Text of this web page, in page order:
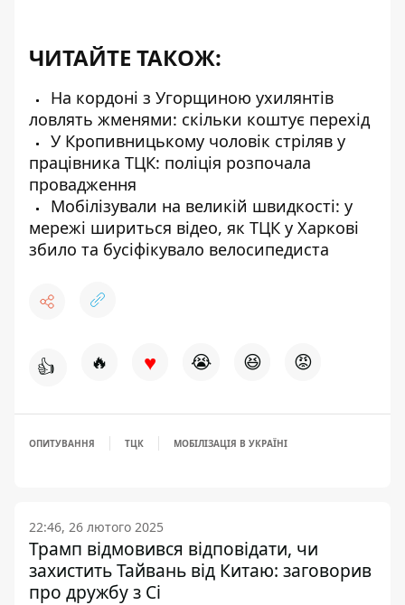
ЧИТАЙТЕ ТАКОЖ:
На кордоні з Угорщиною ухилянтів
ловлять жменями: скільки коштує перехід
У Кропивницькому чоловік стріляв у
працівника ТЦК: поліція розпочала
провадження
Мобілізували на великій швидкості: у
мережі шириться відео, як ТЦК у Харкові
збило та бусіфікувало велосипедиста
👍 🔥 ♥ 😭 😆 😡
ОПИТУВАННЯ ТЦК МОБІЛІЗАЦІЯ В УКРАЇНІ
22:46, 26 лютого 2025
Трамп відмовився відповідати, чи
захистить Тайвань від Китаю: заговорив
про дружбу з Сі